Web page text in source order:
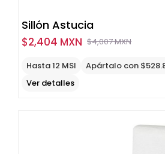
Sillón Astucia
$4,007 MXNOriginal
price
$2,404 MXN
Current
price
Hasta 12 MSI
Apártalo con
Ver detalles